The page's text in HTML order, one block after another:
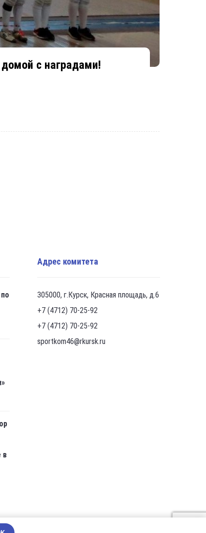
с наградами!
в
Адрес комитета
305000, г.Курск, Красная площадь, д.6
+7 (4712) 70-25-92
+7 (4712) 70-25-92
sportkom46@rkursk.ru